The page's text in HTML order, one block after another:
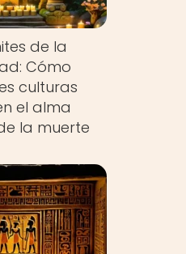
de la
Cómo
culturas
el alma
la muerte